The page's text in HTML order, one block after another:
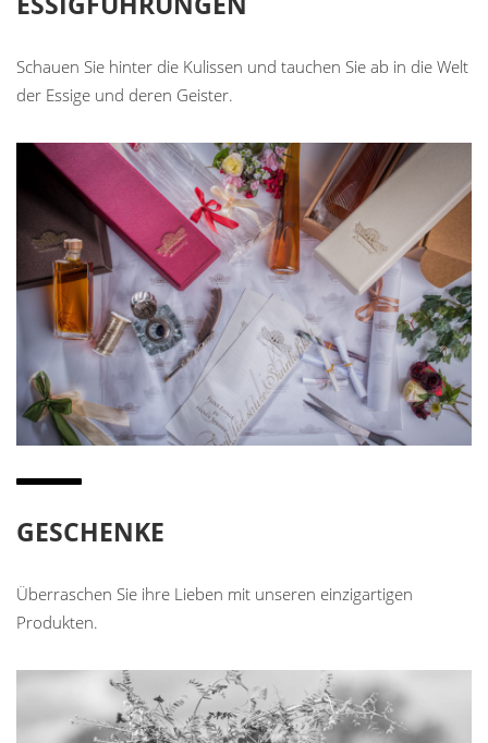
Schauen Sie hinter die Kulissen und tauchen Sie ab in die Welt
der Essige und deren Geister.
GESCHENKE
Überraschen Sie ihre Lieben mit unseren einzigartigen
Produkten.